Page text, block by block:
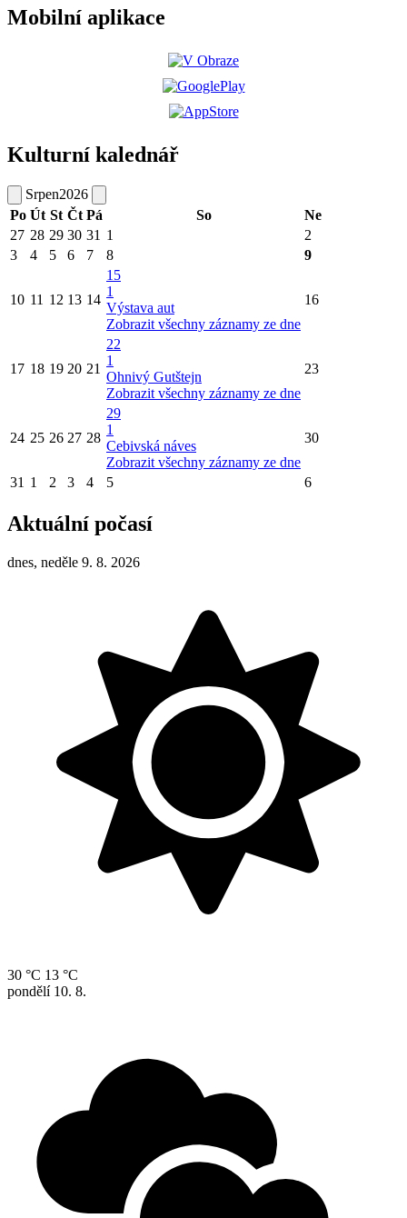
Mobilní aplikace
Kulturní kalednář
Srpen2026
Po Út St Čt Pá So
Ne
27 28 29 30 31 1
2
3
4 5 6 7 8 9
10 11 12 13 14
15
1
Výstava aut
Zobrazit všechny záznamy ze dne
16
17 18 19 20 21
22
1
Ohnivý Gutštejn
Zobrazit všechny záznamy ze dne
23
24 25 26 27 28
29
1
Cebivská náves
Zobrazit všechny záznamy ze dne
30
31 1 2 3 4 5 6
Aktuální počasí
dnes, neděle 9. 8. 2026
30 °C 13 °C
pondělí 10. 8.